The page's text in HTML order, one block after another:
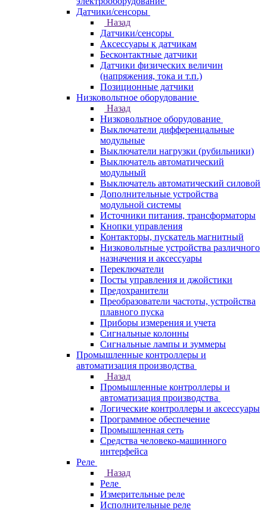
Датчики/сенсоры
Назад
Датчики/сенсоры
Аксессуары к датчикам
Бесконтактные датчики
Датчики физических величин
(напряжения, тока и т.п.)
Позиционные датчики
Низковольтное оборудование
Назад
Низковольтное оборудование
Выключатели дифференцальные
модульные
Выключатели нагрузки (рубильники)
Выключатель автоматический
модульный
Выключатель автоматический силовой
Дополнительные устройства
модульной системы
Источники питания, трансформаторы
Кнопки управления
Контакторы, пускатель магнитный
Низковольтные устройства различного
назначения и аксессуары
Переключатели
Посты управления и джойстики
Предохранители
Преобразователи частоты, устройства
плавного пуска
Приборы измерения и учета
Сигнальные колонны
Сигнальные лампы и зуммеры
Промышленные контроллеры и
автоматизация производства
Назад
Промышленные контроллеры и
автоматизация производства
Логические контроллеры и аксессуары
Программное обеспечение
Промышленная сеть
Средства человеко-машинного
интерфейса
Реле
Назад
Реле
Измерительные реле
Исполнительные реле